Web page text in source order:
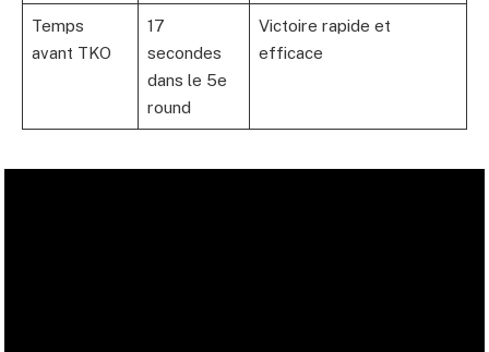
Temps
avant TKO
17
secondes
dans le 5e
round
Victoire rapide et
efficace